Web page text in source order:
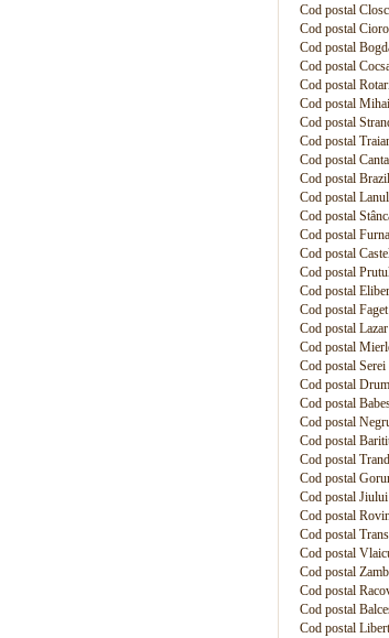
Cod postal
Cod postal
Cod postal
Cod postal
Cod postal
Cod postal
Cod postal
Cod postal
Cod postal
Cod postal
Cod postal
Cod postal
Cod postal
Cod postal
Cod postal
Cod postal
Cod postal Faget
Cod postal
Cod postal
Cod postal Serei
Cod postal
Cod postal
Cod postal
Cod postal
Cod postal
Cod postal
Cod postal Jiului
Cod postal
Cod postal
Cod postal
Cod postal
Cod postal
Cod postal
Cod postal